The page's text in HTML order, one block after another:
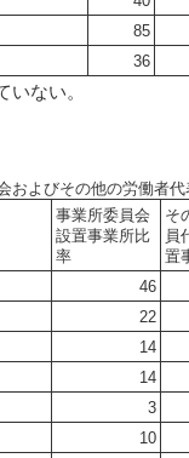
85
36
ない。
およびその他の労働者
事業所委員会
設置事業所比
率
そ
員
置
46
22
14
14
3
10